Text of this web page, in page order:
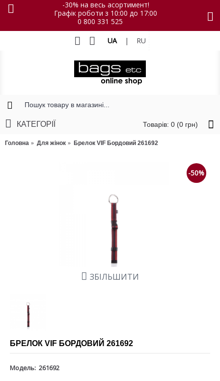
-30% на весь асортимент!
Графік роботи з 10:00 до 17:00
0 800 331 525
UA | RU
Товарів: 0 (0 грн)
КАТЕГОРІЇ
Головна Для жінок Брелок VIF Бордовий 261692
-50%
ЗБІЛЬШИТИ
БРЕЛОК VIF БОРДОВИЙ 261692
Модель: 261692